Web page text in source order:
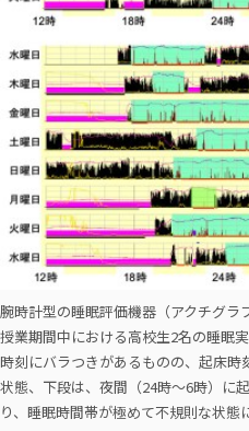
腕時計型の睡眠評価機器（アクチグラ
授業期間中における高校生2名の睡眠
時刻にバラつきがあるものの、起床時
状態、下段は、夜間（24時～6時）に
り、睡眠時間帯が極めて不規則な状態